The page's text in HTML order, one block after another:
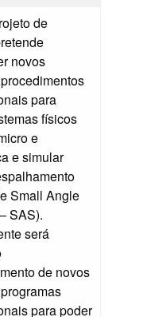
de
novos
para
físicos
e
e simular
Small Angle
SAS).
será
de novos
para poder